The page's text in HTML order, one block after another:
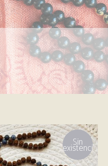
Sin
existencias